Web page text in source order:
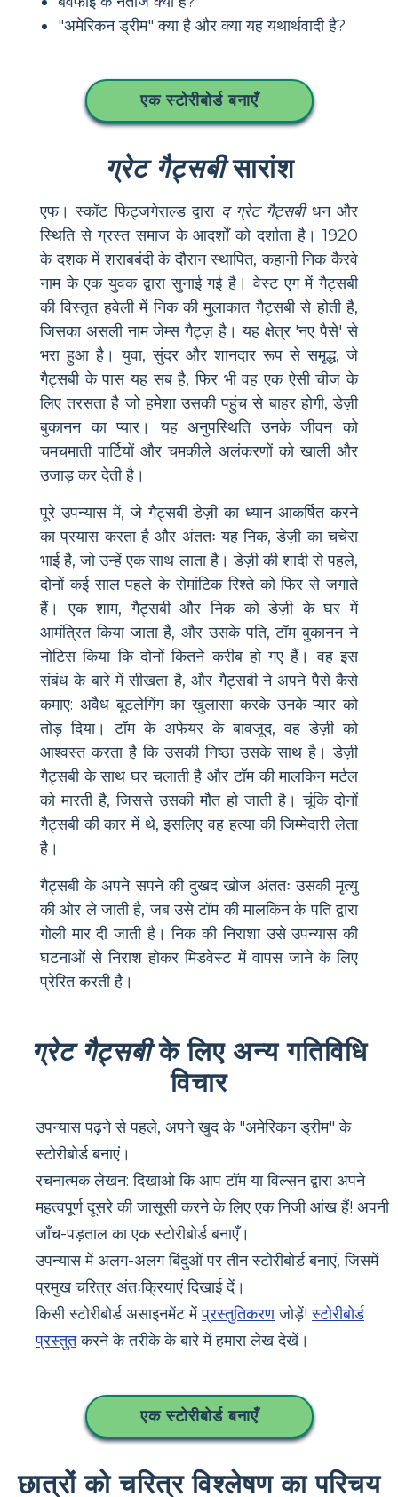
"अमेरिकन ड्रीम" क्या है और क्या यह यथार्थवादी है?
एक स्टोरीबोर्ड बनाएँ
ग्रेट गैट्सबीसारांश
एफ। स्कॉट फिट्जगेराल्ड द्वारा द ग्रेट गैट्सबीधन और
स्थिति से ग्रस्त समाज के आदर्शों को दर्शाता है। 1920
के दशक में शराबबंदी के दौरान स्थापित, कहानी निक कैरवे
नाम के एक युवक द्वारा सुनाई गई है। वेस्ट एग में गैट्सबी
की विस्तृत हवेली में निक की मुलाकात गैट्सबी से होती है,
जिसका असली नाम जेम्स गैट्ज़ है। यह क्षेत्र 'नए पैसे' से
भरा हुआ है। युवा, सुंदर और शानदार रूप से समृद्ध, जे
गैट्सबी के पास यह सब है, फिर भी वह एक ऐसी चीज के
लिए तरसता है जो हमेशा उसकी पहुंच से बाहर होगी, डेज़ी
बुकानन का प्यार। यह अनुपस्थिति उनके जीवन को
चमचमाती पार्टियों और चमकीले अलंकरणों को खाली और
उजाड़ कर देती है।
पूरे उपन्यास में, जे गैट्सबी डेज़ी का ध्यान आकर्षित करने
का प्रयास करता है और अंततः यह निक, डेज़ी का चचेरा
भाई है, जो उन्हें एक साथ लाता है। डेज़ी की शादी से पहले,
दोनों कई साल पहले के रोमांटिक रिश्ते को फिर से जगाते
हैं। एक शाम, गैट्सबी और निक को डेज़ी के घर में
आमंत्रित किया जाता है, और उसके पति, टॉम बुकानन ने
नोटिस किया कि दोनों कितने करीब हो गए हैं। वह इस
संबंध के बारे में सीखता है, और गैट्सबी ने अपने पैसे कैसे
कमाए: अवैध बूटलेगिंग का खुलासा करके उनके प्यार को
तोड़ दिया। टॉम के अफेयर के बावजूद, वह डेज़ी को
आश्वस्त करता है कि उसकी निष्ठा उसके साथ है। डेज़ी
गैट्सबी के साथ घर चलाती है और टॉम की मालकिन मर्टल
को मारती है, जिससे उसकी मौत हो जाती है। चूंकि दोनों
गैट्सबी की कार में थे, इसलिए वह हत्या की जिम्मेदारी लेता
है।
गैट्सबी के अपने सपने की दुखद खोज अंततः उसकी मृत्यु
की ओर ले जाती है, जब उसे टॉम की मालकिन के पति द्वारा
गोली मार दी जाती है। निक की निराशा उसे उपन्यास की
घटनाओं से निराश होकर मिडवेस्ट में वापस जाने के लिए
प्रेरित करती है।
ग्रेट गैट्सबीके लिए अन्य गतिविधि
विचार
उपन्यास पढ़ने से पहले, अपने खुद के "अमेरिकन ड्रीम" के
स्टोरीबोर्ड बनाएं।
रचनात्मक लेखन: दिखाओ कि आप टॉम या विल्सन द्वारा अपने
महत्वपूर्ण दूसरे की जासूसी करने के लिए एक निजी आंख हैं! अपनी
जाँच-पड़ताल का एक स्टोरीबोर्ड बनाएँ।
उपन्यास में अलग-अलग बिंदुओं पर तीन स्टोरीबोर्ड बनाएं, जिसमें
प्रमुख चरित्र अंतःक्रियाएं दिखाई दें।
किसी स्टोरीबोर्ड असाइनमेंट मेंप्रस्तुतिकरणजोड़ें!स्टोरीबोर्ड
प्रस्तुतकरने के तरीके के बारे में हमारा लेख देखें।
एक स्टोरीबोर्ड बनाएँ
छात्रों को चरित्र विश्लेषण का परिचय